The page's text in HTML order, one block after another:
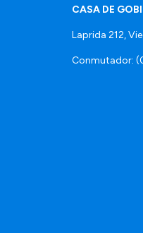
CASA DE
Laprida 212,
Conmutador: